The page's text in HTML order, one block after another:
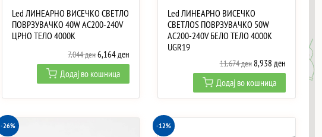
Led ЛИНЕАРНО ВИСЕЧКО СВЕТЛО
ПОВРЗУВАЧКО 40W AC200-240V
ЦРНО ТЕЛО 4000K
7,044денOriginal
price
was:
6,164 ден
price
Додај во кошница
Led ЛИНЕАРНО ВИСЕЧКО
СВЕТЛОS ПОВРЗУВАЧКО 50W
AC200-240V БЕЛО ТЕЛО 4000K
UGR19
11,674ден Original
price
was:
11,674 ден.
8,938 денCurrent
price
8,938 ден.
Додај во кошница
-26% -12%